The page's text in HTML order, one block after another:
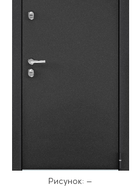
Рисунок: —